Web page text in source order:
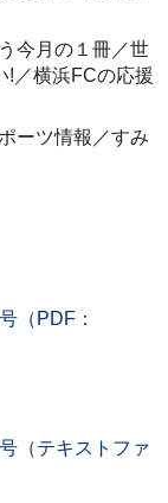
今月の１冊／世
!／横浜FCの応援
ーツ情報／すみ
（PDF：
（テキストファ